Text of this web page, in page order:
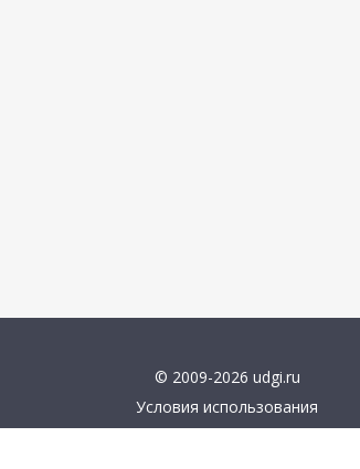
© 2009-2026 udgi.ru
Условия использования